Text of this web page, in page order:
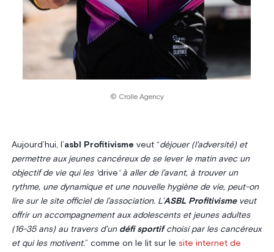
© Crolle Agency
Aujourd’hui, l’asbl Profitivisme veut “déjouer (l’adversité) et
permettre aux jeunes cancéreux de se lever le matin avec un
objectif de vie qui les ‘drive ‘ à aller de l’avant, à trouver un
rythme, une dynamique et une nouvelle hygiène de vie, peut-on
lire sur le site officiel de l’association. L’ASBL Profitivismeveut
offrir un accompagnement aux adolescents et jeunes adultes
(16-35 ans) au travers d’un défi sportifchoisi par les cancéreux
et qui les motivent.” comme on le lit sur le site internet de